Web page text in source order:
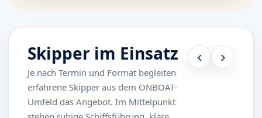
Skipper im Einsatz
Je nach Termin und Format begleiten
erfahrene Skipper aus dem ONBOAT-
Umfeld das Angebot. Im Mittelpunkt
‹ ›